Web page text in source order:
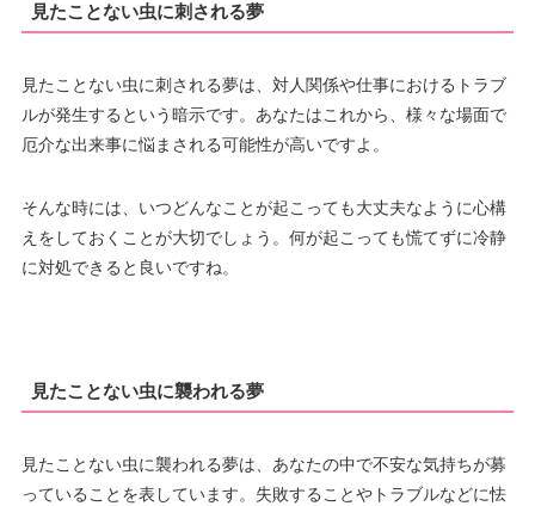
見たことない虫に刺される夢
見たことない虫に刺される夢は、対人関係や仕事におけるトラブ
ルが発生するという暗示です。あなたはこれから、様々な場面で
厄介な出来事に悩まされる可能性が高いですよ。
そんな時には、いつどんなことが起こっても大丈夫なように心構
えをしておくことが大切でしょう。何が起こっても慌てずに冷静
に対処できると良いですね。
見たことない虫に襲われる夢
見たことない虫に襲われる夢は、あなたの中で不安な気持ちが募
っていることを表しています。失敗することやトラブルなどに怯